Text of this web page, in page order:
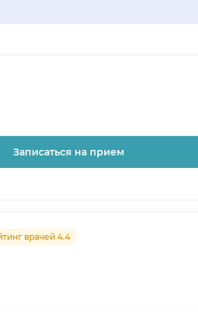
Записаться на прием
врачей 4.4